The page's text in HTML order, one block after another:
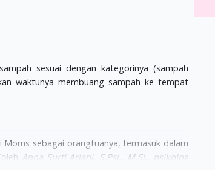
sesuai dengan kategorinya (sampah
waktunya membuang sampah ke tempat
sebagai orangtuanya, termasuk dalam
Anna Surti Ariani, S.Psi., M.Si., psikolog